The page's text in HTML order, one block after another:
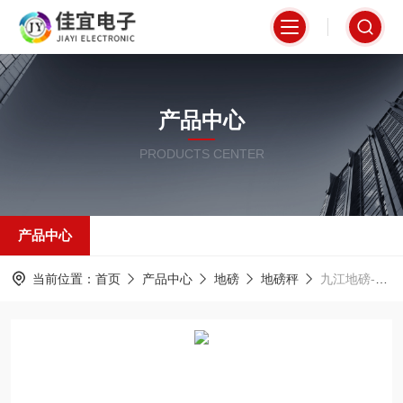
产品中心
PRODUCTS CENTER
产品中心
当前位置： 首页 产品中心 地磅 地磅秤 九江地磅-60吨地磅-永安地磅【佳宜电子】